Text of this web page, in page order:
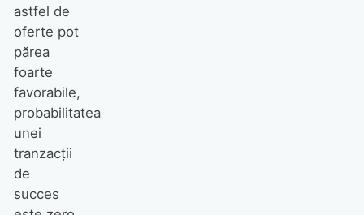
astfel de
oferte pot
părea
foarte
favorabile,
probabilitatea
unei
tranzacții
de
succes